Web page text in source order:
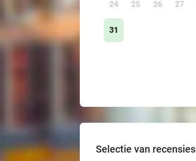
24 25 26 27
31
Selectie van recensies